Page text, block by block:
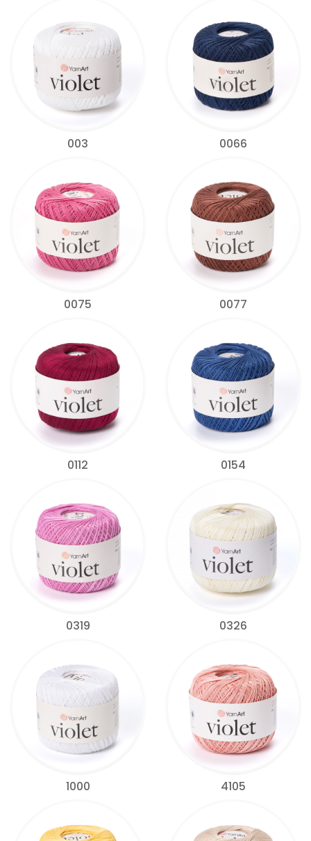
003 0066
0075 0077
0112 0154
0319 0326
1000 4105